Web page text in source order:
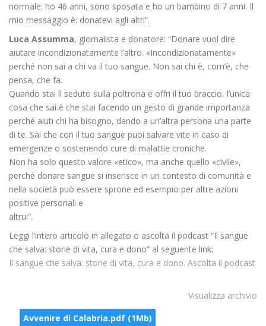
normale: ho 46 anni, sono sposata e ho un bambino di 7 anni. Il
mio messaggio è: donatevi agli altri”.
Luca Assumma, giornalista e donatore: “Donare vuol dire
aiutare incondizionatamente l’altro. «Incondizionatamente»
perché non sai a chi va il tuo sangue. Non sai chi è, com’è, che
pensa, che fa.
Quando stai lì seduto sulla poltrona e offri il tuo braccio, l’unica
cosa che sai è che stai facendo un gesto di grande importanza
perché aiuti chi ha bisogno, dando a un’altra persona una parte
di te. Sai che con il tuo sangue puoi salvare vite in caso di
emergenze o sostenendo cure di malattie croniche.
Non ha solo questo valore «etico», ma anche quello «civile»,
perché donare sangue si inserisce in un contesto di comunità e
nella società può essere sprone ed esempio per altre azioni
positive personali e
altrui”.
Leggi l’intero articolo in allegato o ascolta il podcast “Il sangue
che salva: storie di vita, cura e dono” al seguente link:
Il sangue che salva: storie di vita, cura e dono. Ascolta il podcast
Visualizza archivio
Avvenire di Calabria.pdf (1Mb)